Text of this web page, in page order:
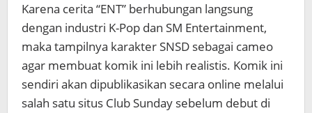
Karena cerita “ENT” berhubungan langsung
dengan industri K-Pop dan SM Entertainment,
maka tampilnya karakter SNSD sebagai cameo
agar membuat komik ini lebih realistis. Komik ini
sendiri akan dipublikasikan secara online melalui
salah satu situs Club Sunday sebelum debut di